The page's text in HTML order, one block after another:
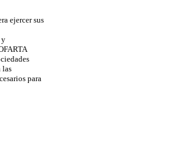
ejercer sus
y
las
para